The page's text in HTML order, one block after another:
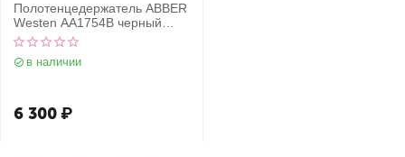
Полотенцедержатель ABBER
Westen AA1754B черный
матовый
в наличии
6 300₽